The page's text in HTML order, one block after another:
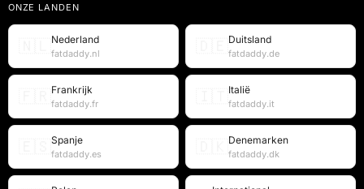
ONZE LANDEN
Nederland
fatdaddy.nl
Duitsland
fatdaddy.de
Frankrijk
fatdaddy.fr
Italië
fatdaddy.it
Spanje
fatdaddy.es
Denemarken
fatdaddy.dk